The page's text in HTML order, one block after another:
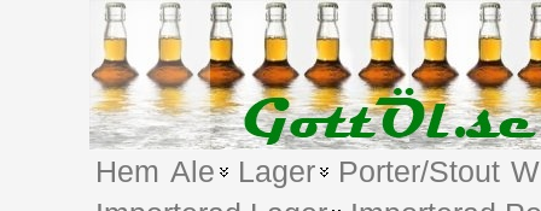
Hem Ale Lager Porter/Stout